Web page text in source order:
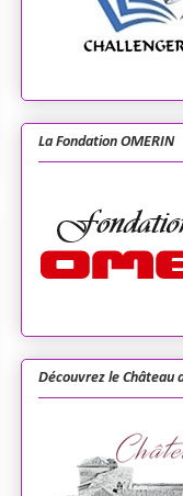
La Fondation OMERIN
Découvrez le Château